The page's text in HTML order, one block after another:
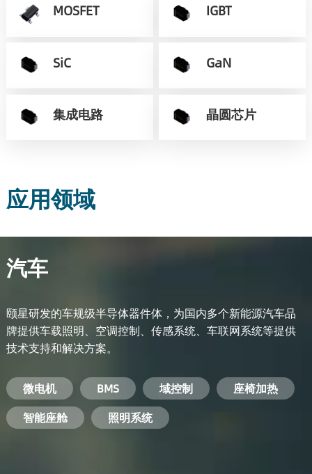
MOSFET IGBT
SiC GaN
集成电路 晶圆芯片
应用领域
汽车
颐星研发的车规级半导体器件体，为国内多个新能源汽车品
牌提供车载照明、空调控制、传感系统、车联网系统等提供
技术支持和解决方案。
微电机 BMS 域控制
座椅加热
智能座舱
照明系统
电池管理系统
储能逆变器
工业电焊机 变频器
电机驱动
安防摄像头
开关电源 手机充电器
服务器电源
PC电源
电脑 手机 基站 机顶盒
智能农业 智能医疗
智能交通
智能家居